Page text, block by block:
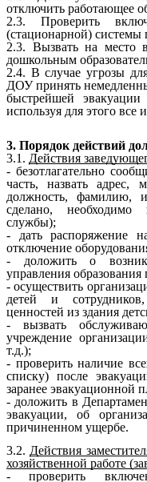
отключить работающее
2.3. Проверить
(стационарной) системы
2.3.​ Вызвать на место
дошкольным
2.4.​ В случае угрозы
ДОУ принять
быстрейшей
используя для этого
3. Порядок действий
3.1. Действия
- безотлагательно
часть, назвать адрес,
должность, фамилию,
сделано, необходимо
службы);
- дать распоряжение
отключение
- доложить о
управления
- осуществить
детей и
ценностей из здания
- вызвать
учреждение
т.д.);
- проверить наличие
списку) после
заранее эвакуационной
- доложить в
эвакуации, об
причиненном ущербе.
3.2. Действия
хозяйственной работе
- проверить